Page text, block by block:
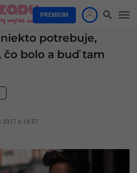
PREMIUM
potrebuje,
čo bolo a buď tam
2017 o 14:57